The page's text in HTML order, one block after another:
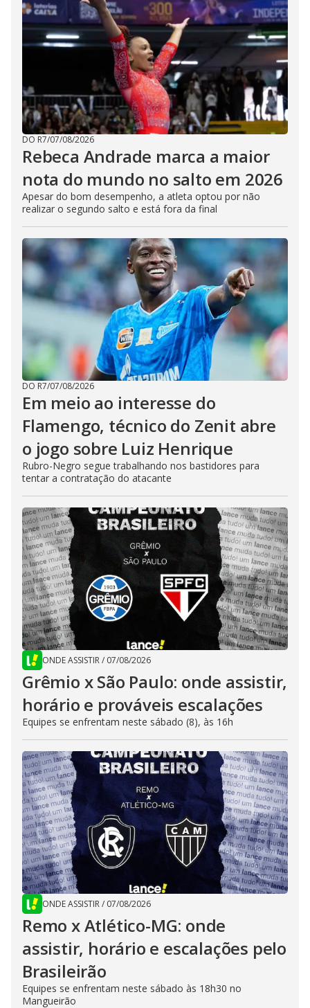
DO R7/07/08/2026
Rebeca Andrade marca a maior
nota do mundo no salto em 2026
Apesar do bom desempenho, a atleta optou por não
realizar o segundo salto e está fora da final
DO R7/07/08/2026
Em meio ao interesse do
Flamengo, técnico do Zenit abre
o jogo sobre Luiz Henrique
Rubro-Negro segue trabalhando nos bastidores para
tentar a contratação do atacante
ONDE ASSISTIR/ 07/08/2026
Grêmio x São Paulo: onde assistir,
horário e prováveis escalações
Equipes se enfrentam neste sábado (8), às 16h
ONDE ASSISTIR/ 07/08/2026
Remo x Atlético-MG: onde
assistir, horário e escalações pelo
Brasileirão
Equipes se enfrentam neste sábado às 18h30 no
Mangueirão